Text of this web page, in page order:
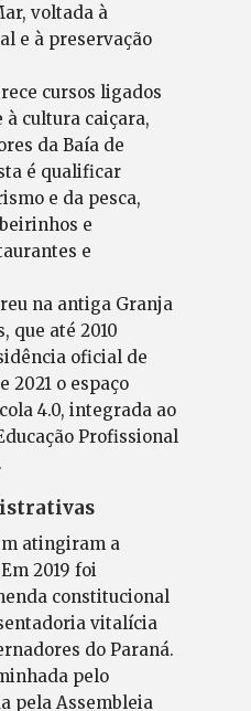
voltada à
e à preservação
cursos ligados
à cultura caiçara,
da Baía de
é qualificar
e da pesca,
e
e
na antiga Granja
que até 2010
oficial de
2021 o espaço
4.0, integrada ao
Profissional
atingiram a
2019 foi
constitucional
vitalícia
do Paraná.
pelo
pela Assembleia